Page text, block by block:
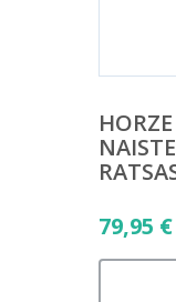
79,95 €